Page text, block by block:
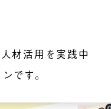
材活用を実践中
です。